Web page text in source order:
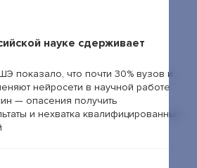
науке сдерживает
показало, что почти 30% вузов и
нейросети в научной работе.
— опасения получить
и нехватка квалифицированных